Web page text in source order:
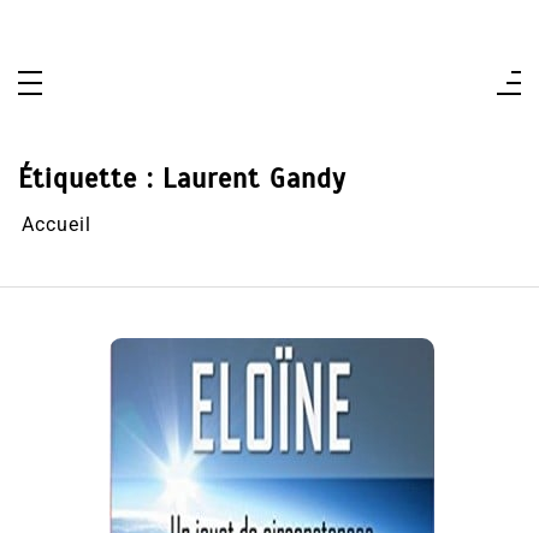
Étiquette : Laurent Gandy
Accueil